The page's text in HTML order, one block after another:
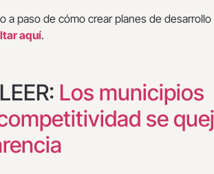
a paso de cómo crear planes de desarrollo
aquí.
Los municipios
se